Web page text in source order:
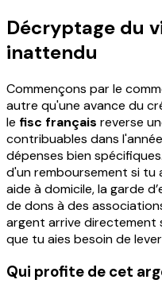
Décryptage du
inattendu
Commençons par le
autre qu'une avance du
le fisc français reverse
contribuables dans
dépenses bien
d'un remboursement si tu
aide à domicile, la garde
de dons à des
argent arrive directement
que tu aies besoin de
Qui profite de cet